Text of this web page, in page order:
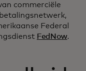
commerciële
Federal
FedNow.